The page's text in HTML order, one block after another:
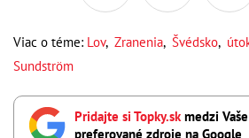
Viac o téme: Lov, Zranenia, Švédsko,
Sundström
Pridajte si Topky.sk medzi Vaše
preferované zdroje na Google